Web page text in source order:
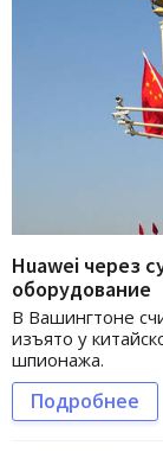
Huawei через
оборудование
В Вашингтоне
изъято у
шпионажа.
Подробнее